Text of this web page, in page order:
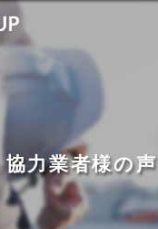
協力業者様の声